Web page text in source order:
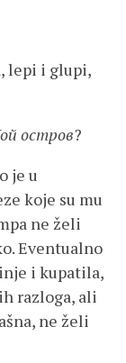
lepi i glupi,
остров?
je u
koje su mu
ne želi
Eventualno
i kupatila,
razloga, ali
ne želi